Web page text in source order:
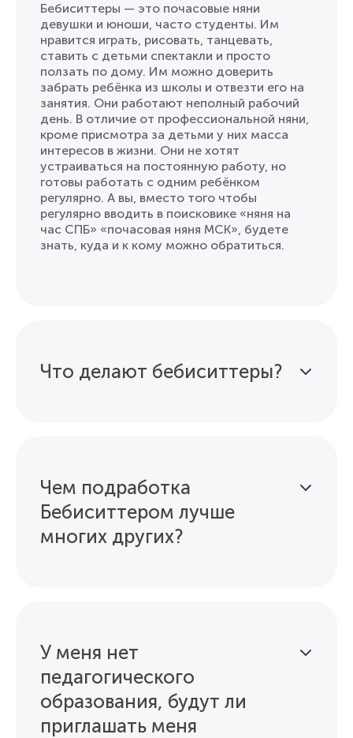
Бебиситтеры — это почасовые няни
девушки и юноши, чаcто студенты. Им
нравится играть, рисовать, танцевать,
ставить с детьми спектакли и просто
ползать по дому. Им можно доверить
забрать ребёнка из школы и отвезти его на
занятия. Они работают неполный рабочий
день. В отличие от профессиональной няни,
кроме присмотра за детьми у них масса
интересов в жизни. Они не хотят
устраиваться на постоянную работу, но
готовы работать с одним ребёнком
регулярно. А вы, вместо того чтобы
регулярно вводить в поисковике «няня на
час СПБ» «почасовая няня МСК», будете
знать, куда и к кому можно обратиться.
Что делают бебиситтеры?
Чем подработка
Бебиситтером лучше
многих других?
У меня нет
педагогического
образования, будут ли
приглашать меня